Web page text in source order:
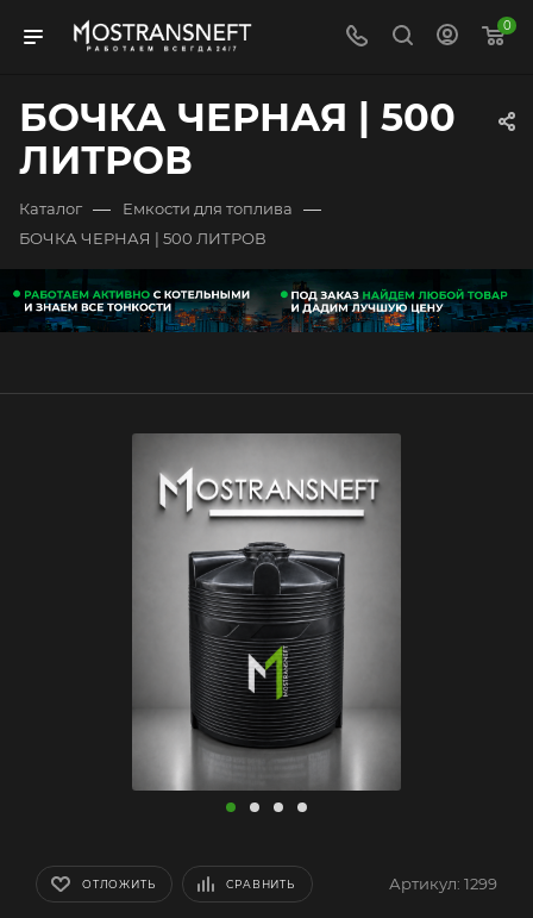
0
БОЧКА ЧЕРНАЯ | 500
ЛИТРОВ
Каталог — Емкости для топлива —
БОЧКА ЧЕРНАЯ | 500 ЛИТРОВ
ОТЛОЖИТЬ СРАВНИТЬ Артикул: 1299